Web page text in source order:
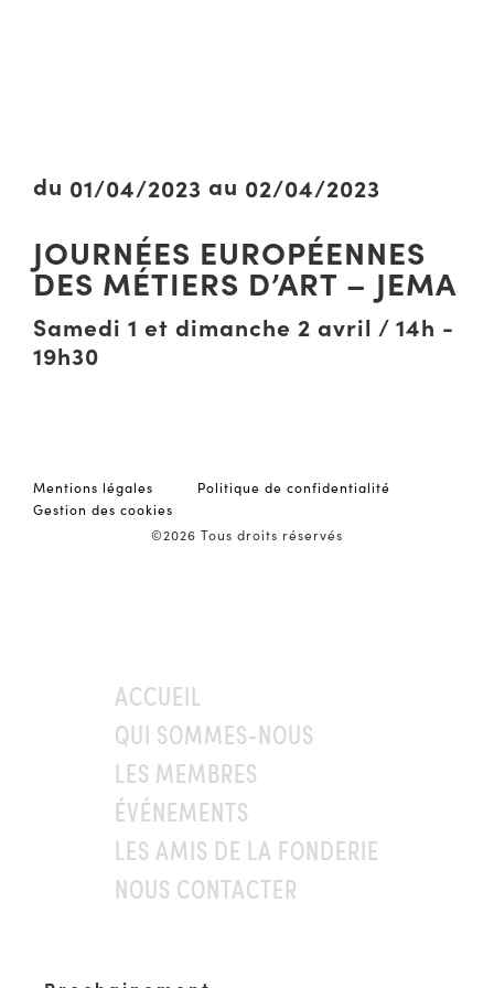
du 01/04/2023 au 02/04/2023
JOURNÉES EUROPÉENNES
DES MÉTIERS D’ART – JEMA
Samedi 1 et dimanche 2 avril / 14h -
19h30
Mentions légales
Politique de confidentialité
Gestion des cookies
©2026 Tous droits réservés
ACCUEIL
QUI SOMMES-NOUS
LES MEMBRES
ÉVÉNEMENTS
LES AMIS DE LA FONDERIE
NOUS CONTACTER